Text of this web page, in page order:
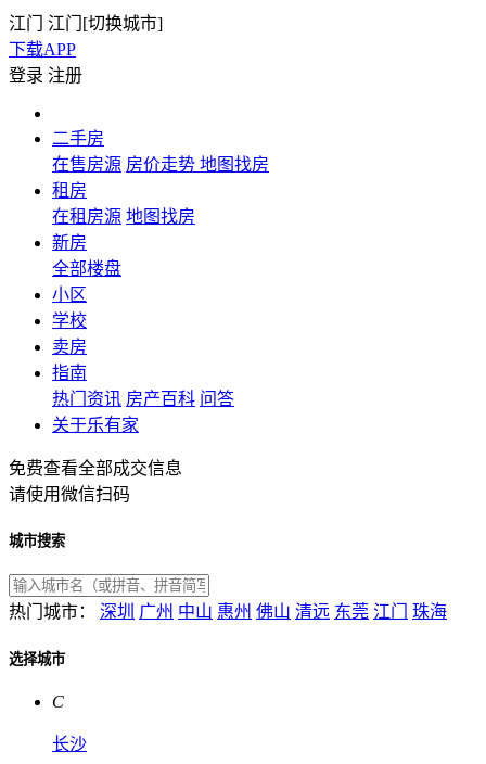
江门 江门[切换城市]
下载APP
登录 注册
二手房
在售房源 房价走势 地图找房
租房
在租房源 地图找房
新房
全部楼盘
小区
学校
卖房
指南
热门资讯 房产百科 问答
关于乐有家
免费查看全部成交信息
请使用微信扫码
城市搜索
热门城市： 深圳 广州 中山 惠州 佛山 清远 东莞 江门 珠海
选择城市
C
长沙